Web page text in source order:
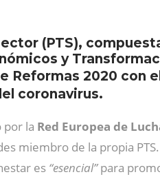
(PTS),
y
Reformas 2020 con
coronavirus.
por la Red Europea de
miembro de la propia
es “esencial”para